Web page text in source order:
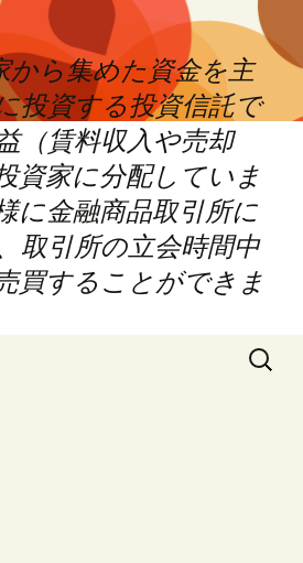
から集めた資金を主
投資する投資信託で
（賃料収入や売却
資家に分配していま
に金融商品取引所に
取引所の立会時間中
買することができま
Search
for: